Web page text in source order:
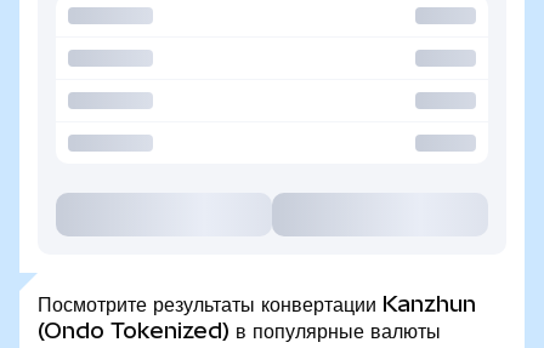
Посмотрите результаты конвертации Kanzhun
(Ondo Tokenized) в популярные валюты